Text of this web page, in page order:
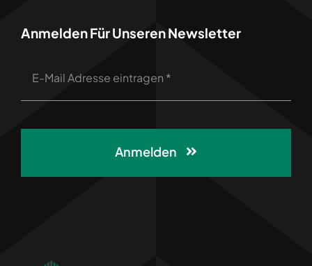
Anmelden Für Unseren Newsletter
Anmelden